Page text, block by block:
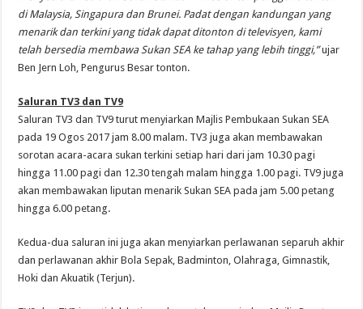
di Malaysia, Singapura dan Brunei. Padat dengan kandungan yang
menarik dan terkini yang tidak dapat ditonton di televisyen, kami
telah bersedia membawa Sukan SEA ke tahap yang lebih tinggi,”ujar
Ben Jern Loh, Pengurus Besar tonton.
Saluran TV3 dan TV9
Saluran TV3 dan TV9 turut menyiarkan Majlis Pembukaan Sukan SEA
pada 19 Ogos 2017 jam 8.00 malam. TV3 juga akan membawakan
sorotan acara-acara sukan terkini setiap hari dari jam 10.30 pagi
hingga 11.00 pagi dan 12.30 tengah malam hingga 1.00 pagi. TV9 juga
akan membawakan liputan menarik Sukan SEA pada jam 5.00 petang
hingga 6.00 petang.
Kedua-dua saluran ini juga akan menyiarkan perlawanan separuh akhir
dan perlawanan akhir Bola Sepak, Badminton, Olahraga, Gimnastik,
Hoki dan Akuatik (Terjun).